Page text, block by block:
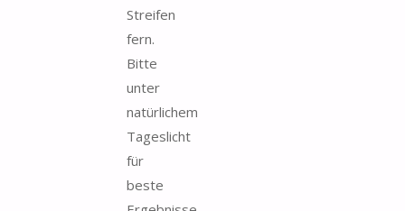
Streifen
fern.
Bitte
unter
natürlichem
Tageslicht
für
beste